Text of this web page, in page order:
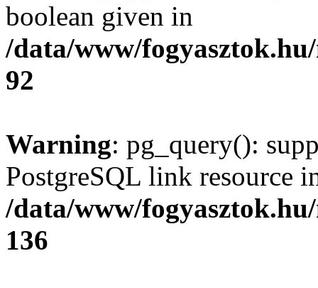
boolean given in
/data/www/
92
Warning: pg_query():
PostgreSQL link resource
/data/www/
136